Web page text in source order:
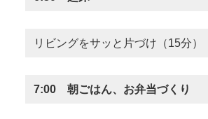
リビングをサッと片づけ（15分）
7:00 朝ごはん、お弁当づくり